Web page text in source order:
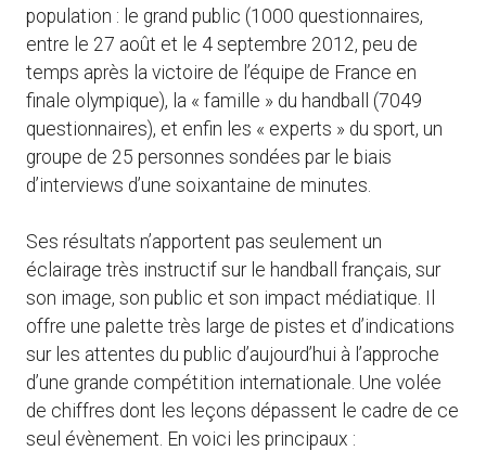
population : le grand public (1000 questionnaires,
entre le 27 août et le 4 septembre 2012, peu de
temps après la victoire de l’équipe de France en
finale olympique), la « famille » du handball (7049
questionnaires), et enfin les « experts » du sport, un
groupe de 25 personnes sondées par le biais
d’interviews d’une soixantaine de minutes.
Ses résultats n’apportent pas seulement un
éclairage très instructif sur le handball français, sur
son image, son public et son impact médiatique. Il
offre une palette très large de pistes et d’indications
sur les attentes du public d’aujourd’hui à l’approche
d’une grande compétition internationale. Une volée
de chiffres dont les leçons dépassent le cadre de ce
seul évènement. En voici les principaux :